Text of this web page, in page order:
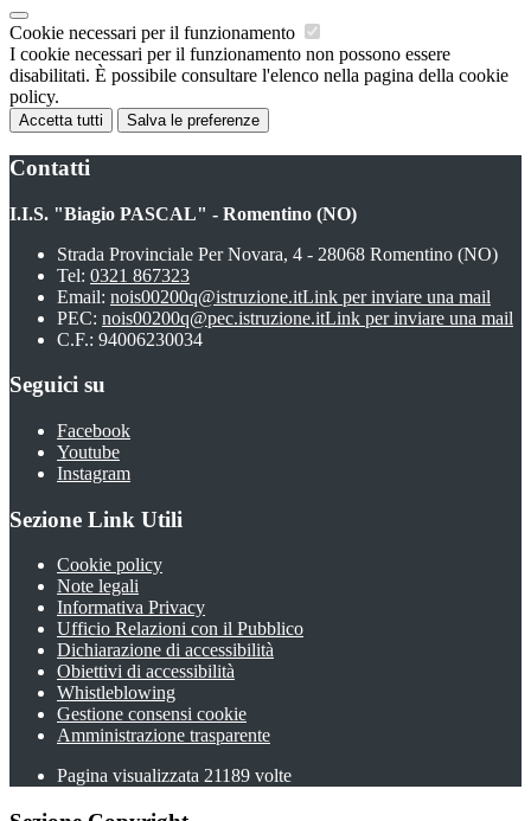
Cookie necessari per il funzionamento
I cookie necessari per il funzionamento non possono essere
disabilitati. È possibile consultare l'elenco nella pagina della cookie
policy.
Accetta tutti Salva le preferenze
Contatti
I.I.S. "Biagio PASCAL" - Romentino (NO)
Strada Provinciale Per Novara, 4 - 28068 Romentino (NO)
Tel: 0321 867323
Email: nois00200q@istruzione.itLink per inviare una mail
PEC: nois00200q@pec.istruzione.itLink per inviare una mail
C.F.: 94006230034
Seguici su
Facebook
Youtube
Instagram
Sezione Link Utili
Cookie policy
Note legali
Informativa Privacy
Ufficio Relazioni con il Pubblico
Dichiarazione di accessibilità
Obiettivi di accessibilità
Whistleblowing
Gestione consensi cookie
Amministrazione trasparente
Pagina visualizzata 21189 volte